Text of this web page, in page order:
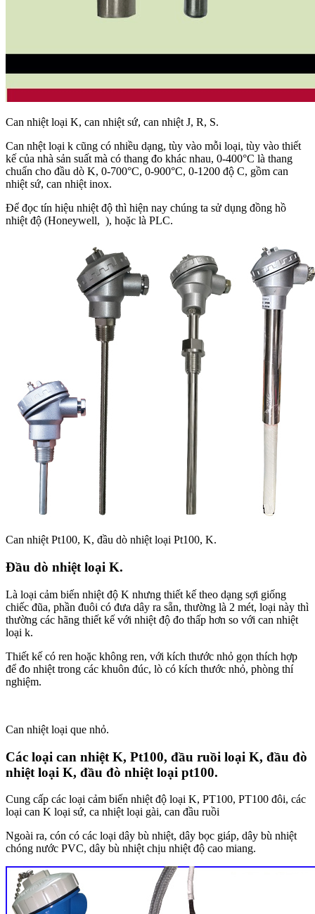
Can nhiệt loại K, can nhiệt sứ, can nhiệt J, R, S.
Can nhệt loại k cũng có nhiều dạng, tùy vào mỗi loại, tùy vào thiết
kế của nhà sản suất mà có thang đo khác nhau, 0-400°C là thang
chuẩn cho đầu dò K, 0-700°C, 0-900°C, 0-1200 độ C, gồm can
nhiệt sứ, can nhiệt inox.
Để đọc tín hiệu nhiệt độ thì hiện nay chúng ta sử dụng đồng hồ
nhiệt độ (Honeywell, ), hoặc là PLC.
Can nhiệt Pt100, K, đầu dò nhiệt loại Pt100, K.
Đầu dò nhiệt loại K.
Là loại cảm biến nhiệt độ K nhưng thiết kế theo dạng sợi giống
chiếc đũa, phần đuôi có đưa dây ra sẵn, thường là 2 mét, loại này thì
thường các hãng thiết kế với nhiệt độ đo thấp hơn so với can nhiệt
loại k.
Thiết kế có ren hoặc không ren, với kích thước nhỏ gọn thích hợp
để đo nhiệt trong các khuôn đúc, lò có kích thước nhỏ, phòng thí
nghiệm.
Can nhiệt loại que nhỏ.
Các loại can nhiệt K, Pt100, đầu ruồi loại K, đầu đò
nhiệt loại K, đầu đò nhiệt loại pt100.
Cung cấp các loại cảm biến nhiệt độ loại K, PT100, PT100 đôi, các
loại can K loại sứ, ca nhiệt loại gài, can đầu ruồi
Ngoài ra, cón có các loại dây bù nhiệt, dây bọc giáp, dây bù nhiệt
chóng nước PVC, dây bù nhiệt chịu nhiệt độ cao miang.